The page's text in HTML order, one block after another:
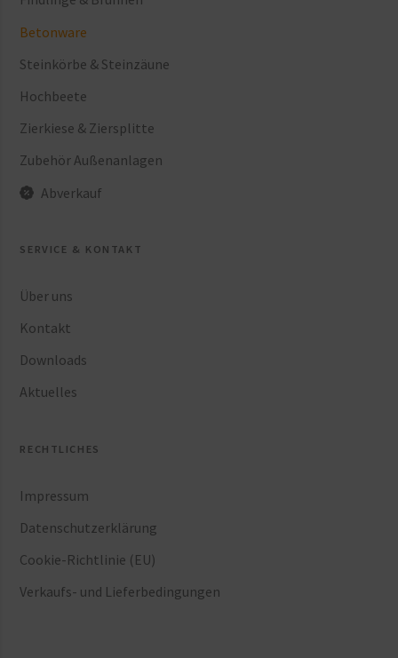
Betonware
Steinkörbe & Steinzäune
Hochbeete
Zierkiese & Ziersplitte
Zubehör Außenanlagen
Abverkauf
SERVICE & KONTAKT
Über uns
Kontakt
Downloads
Aktuelles
RECHTLICHES
Impressum
Datenschutzerklärung
Cookie-Richtlinie (EU)
Verkaufs- und Lieferbedingungen